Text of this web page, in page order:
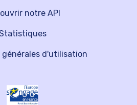
notre API
générales d'utilisation